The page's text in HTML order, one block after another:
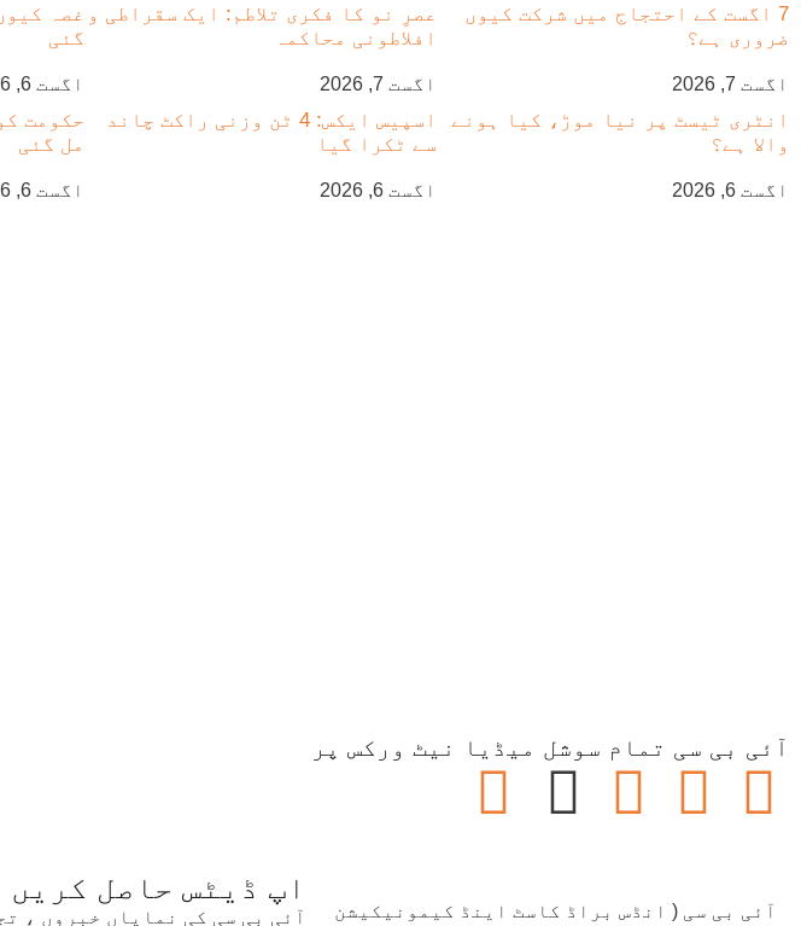
7 اگست کے احتجاج میں شرکت کیوں
ضروری ہے؟
اگست 7, 2026
عصرِ نو کا فکری تلاطم: ایک سقراطی و
افلاطونی محاکمہ
اگست 7, 2026
غصہ
گئی
اگست 6, 2026
انٹری ٹیسٹ پر نیا موڑ، کیا ہونے
والا ہے؟
اگست 6, 2026
اسپیس ایکس: 4 ٹن وزنی راکٹ چاند
سے ٹکرا گیا
اگست 6, 2026
حکومت
مل گئی
اگست 6, 2026
آئی بی سی تمام سوشل میڈیا نیٹ ورکس پر
آئی بی سی ( انڈس براڈ کاسٹ اینڈ کیمونیکیشن
اپ ڈیٹس حاصل کریں
آئی بی سی کی نمایاں خبروں ،